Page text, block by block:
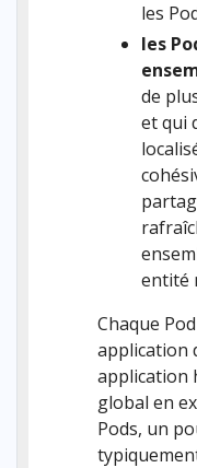
les
les
de
et qui
entité
Chaque
application
application
global en
Pods, un